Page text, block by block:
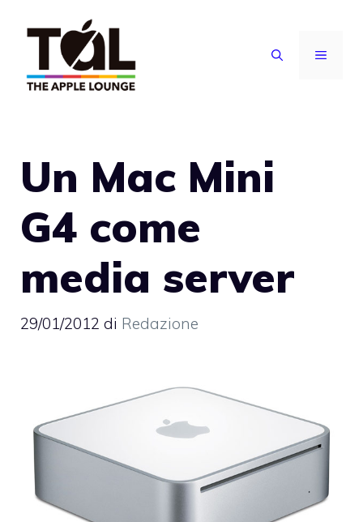
contenuto
MENU
Un Mac Mini
G4 come
media server
29/01/2012 di Redazione